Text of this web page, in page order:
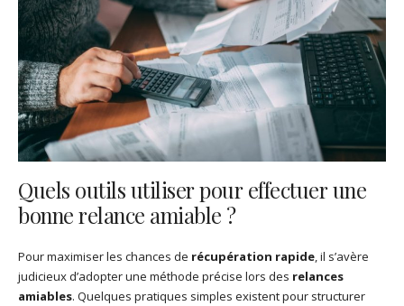
Quels outils utiliser pour effectuer une
bonne relance amiable ?
Pour maximiser les chances de récupération rapide, il s’avère
judicieux d’adopter une méthode précise lors des relances
amiables. Quelques pratiques simples existent pour structurer